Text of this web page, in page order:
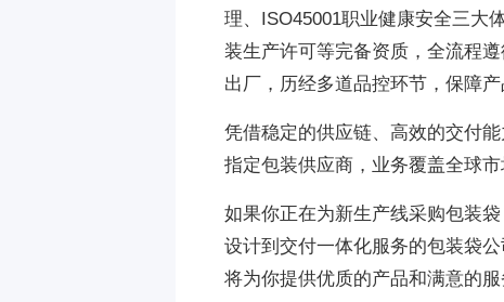
理、ISO45001职业健康安全三大
装生产许可等完备资质，全流程
出厂，历经多道品控环节，保障
凭借稳定的供应链、高效的交付
指定包装供应商，业务覆盖全球
如果你正在为新生产线采购包装
设计到交付一体化服务的包装袋
将为你提供优质的产品和满意的服